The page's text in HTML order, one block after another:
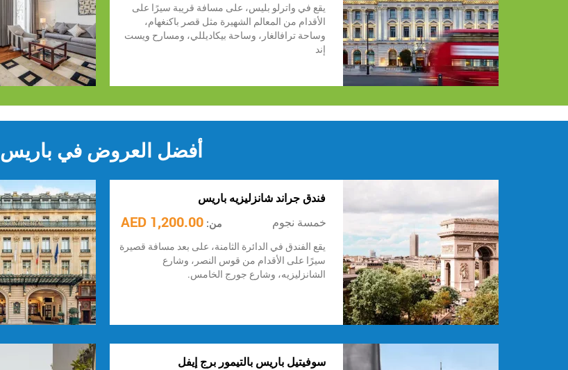
يقع في واترلو بليس، على مسافة قريبة سيرًا على
الأقدام من المعالم الشهيرة مثل قصر باكنغهام،
وساحة ترافالغار، وساحة بيكاديللي، ومسارح ويست
إند
أفضل العروض في باريس
فندق جراند شانزليزيه باريس
خمسة نجوم
من: 1,200.00 AED
يقع الفندق في الدائرة الثامنة، على بعد مسافة قصيرة
سيرًا على الأقدام من قوس النصر، وشارع
الشانزليزيه، وشارع جورج الخامس.
سوفيتيل باريس بالتيمور برج إيفل